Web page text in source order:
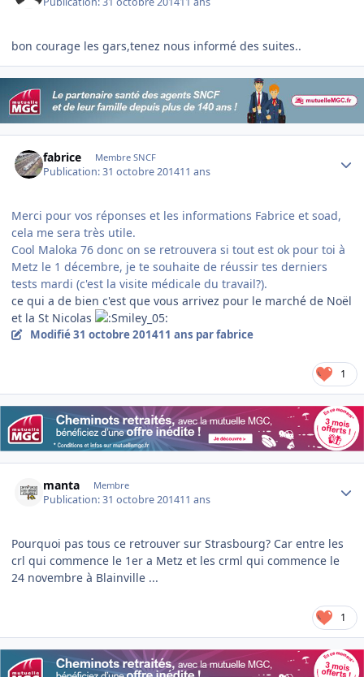
bon courage les gars,tenez nous informé des suites..
fabrice Membre SNCF
Publication:31 octobre 201411 ans
Merci pour vos réponses et les informations Fabrice et soad,
cela me sera très utile.
Cool Maloka 76 donc on se retrouvera si tout est ok pour toi à
Metz le 1 décembre, je te souhaite de réussir tes derniers
tests mardi (c'est la visite médicale du travail?).
ce qui a de bien c'est que vous arrivez pour le marché de Noël
et la St Nicolas
Modifié31 octobre 201411 ans par fabrice
1
manta Membre
Publication:31 octobre 201411 ans
Pourquoi pas tous ce retrouver sur Strasbourg? Car entre les
crl qui commence le 1er a Metz et les crml qui commence le
24 novembre à Blainville ...
1